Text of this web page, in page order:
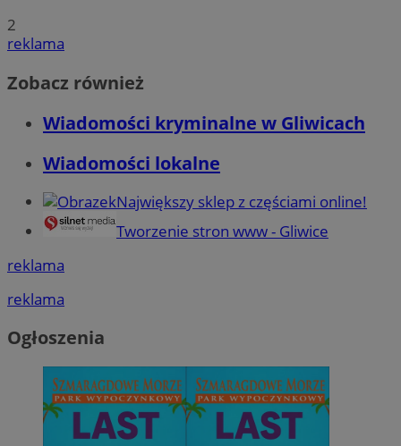
2
reklama
Zobacz również
Wiadomości kryminalne w Gliwicach
Wiadomości lokalne
Największy sklep z częściami online!
Tworzenie stron www - Gliwice
reklama
reklama
Ogłoszenia